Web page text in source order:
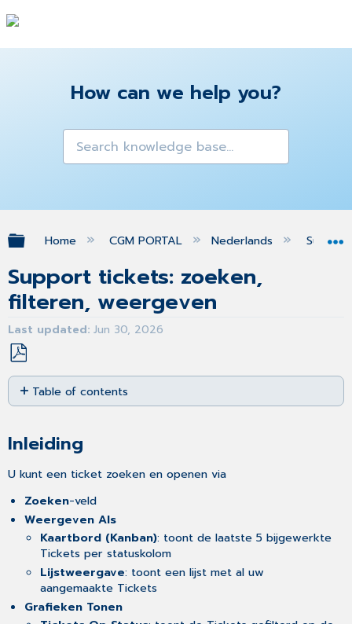
How can we help you?
Expand/collapse global hierarchy
Home CGM PORTAL Nederlands
Support tickets: zoeken,
filteren, weergeven
Last updated Jun 30, 2026
Save
as
PDF
Table of contents
naar
ticket
Tickets
filteren
Filters
opslaan
Opgeslagen filters
gebruiken
Een
filter
Inleiding
U kunt een ticket zoeken en openen via
Zoeken-veld
Weergeven Als
Kaartbord (Kanban): toont de laatste 5 bijgewerkte
Tickets per statuskolom
Lijstweergave: toont een lijst met al uw
aangemaakte Tickets
Grafieken Tonen